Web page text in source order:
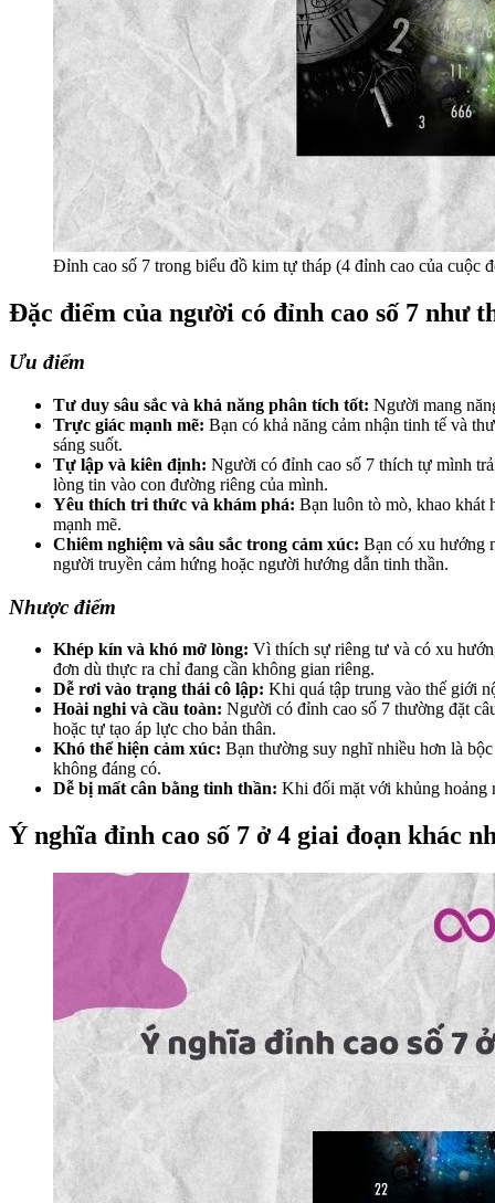
Đỉnh cao số 7 trong biểu đồ kim tự tháp (4 đỉnh cao của cuộc
Đặc điểm của người có đỉnh cao số 7 như
Ưu điểm
Tư duy sâu sắc và khả năng phân tích tốt: Người mang
Trực giác mạnh mẽ: Bạn có khả năng cảm nhận tinh tế và
sáng suốt.
Tự lập và kiên định: Người có đỉnh cao số 7 thích tự mình
lòng tin vào con đường riêng của mình.
Yêu thích tri thức và khám phá: Bạn luôn tò mò, khao khát
mạnh mẽ.
Chiêm nghiệm và sâu sắc trong cảm xúc: Bạn có xu hướng
người truyền cảm hứng hoặc người hướng dẫn tinh thần.
Nhược điểm
Khép kín và khó mở lòng: Vì thích sự riêng tư và có xu
đơn dù thực ra chỉ đang cần không gian riêng.
Dễ rơi vào trạng thái cô lập: Khi quá tập trung vào thế giới
Hoài nghi và cầu toàn: Người có đỉnh cao số 7 thường đặt
hoặc tự tạo áp lực cho bản thân.
Khó thể hiện cảm xúc: Bạn thường suy nghĩ nhiều hơn là
không đáng có.
Dễ bị mất cân bằng tinh thần: Khi đối mặt với khủng hoảng
Ý nghĩa đỉnh cao số 7 ở 4 giai đoạn khác